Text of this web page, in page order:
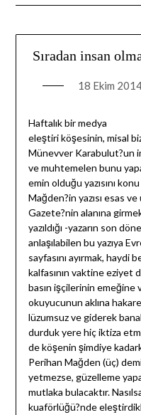
Sıradan insan
18 Ekim
Haftalık bir medya
eleştiri köşesinin, misal
Münevver Karabulut?un
ve muhtemelen bunu
emin olduğu yazısını
Mağden?in yazısı esas
Gazete?nin alanına
yazıldığı -yazarın son
anlaşılabilen bu yazıya
sayfasını ayırmak, haydi
kalfasının vaktine eziyet
basın işçilerinin emeğine
okuyucunun aklına
lüzumsuz ve giderek
durduk yere hiç iktiza
de köşenin şimdiye
Perihan Mağden (üç)
yetmezse, güzelleme
mutlaka bulacaktır.
kuaförlüğü?nde